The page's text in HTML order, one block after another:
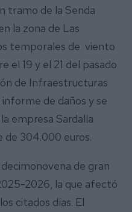
tramo de la Senda
la zona de Las
temporales de viento
el 19 y el 21 del pasado
de Infraestructuras
de daños y se
empresa Sardalla
de 304.000 euros.
de gran
2026, la que afectó
citados días. El